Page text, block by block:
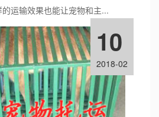
运输效果也能让宠物和主...
10
2018-02